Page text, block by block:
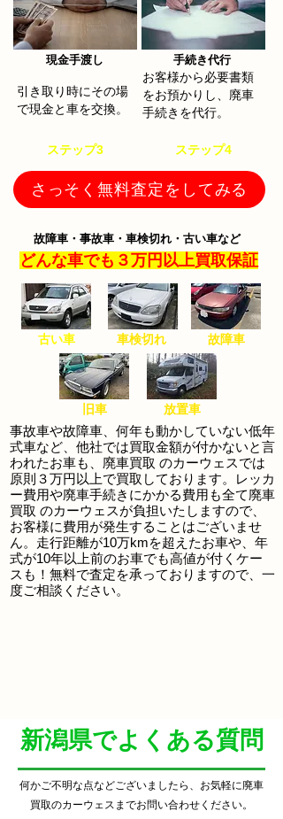
​現金手渡し
​引き取り時にその場
で現金と車を交換。
​ステップ3
手続き代行​
お客様から必要書類
をお預かりし、廃車
手続きを代行。
​ステップ4
さっそく無料査定をしてみる
故障車・事故車・車検切れ・古い車など
どんな車でも３万円以上買取保証
古い車 ​車検切れ ​故障車
​旧車 ​放置車
事故車や故障車、何年も動かしていない低年
式車など、他社では買取金額が付かないと言
われたお車も、 廃車買取 のカーウェスでは
原則３万円以上で買取しております。レッカ
ー費用や廃車手続きにかかる費用も全て廃車
買取 のカーウェスが負担いたしますので、
お客様に費用が発生することはございませ
ん。走行距離が10万kmを超えたお車や、年
式が10年以上前のお車でも高値が付くケー
スも！無料で査定を承っておりますので、一
度ご相談ください。
​新潟県でよくある質問
何かご不明な点などございましたら、お気軽に廃車
買取のカーウェスまでお問い合わせください。